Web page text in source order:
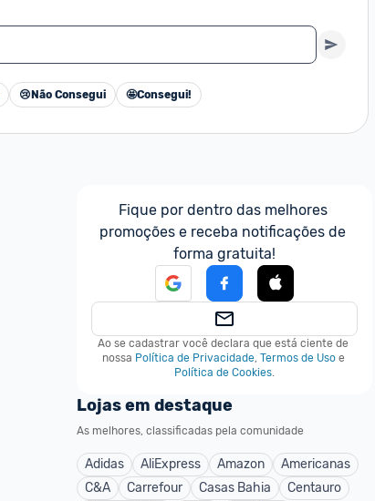
😢 Não Consegui 🤩Consegui!
Fique por dentro das melhores
promoções e receba notificações de
forma gratuita!
Ao se cadastrar você declara que está ciente de
nossa Política de Privacidade, Termos de Uso e
Política de Cookies.
Lojas em destaque
As melhores, classificadas pela comunidade
Adidas AliExpress Amazon
Americanas
C&A
Carrefour Casas Bahia
Centauro